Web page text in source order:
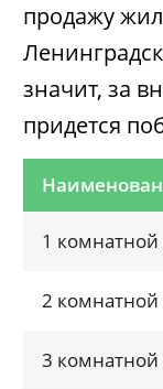
продажу
значит, за
придется
1
2
3